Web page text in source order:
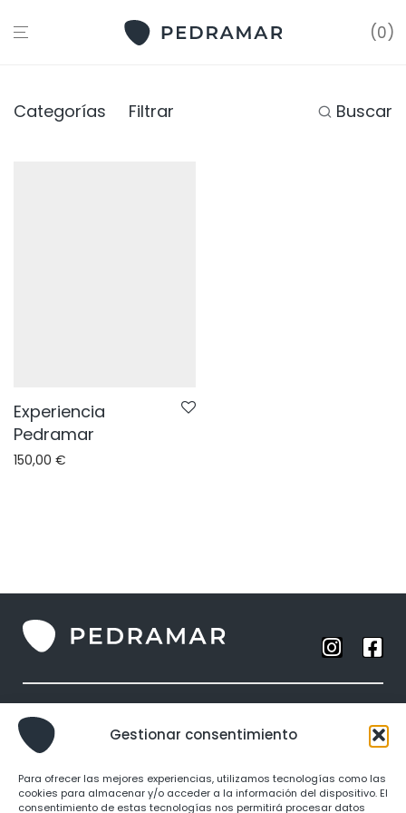
Gestionar consentimiento
Para ofrecer las mejores experiencias, utilizamos tecnologías como las
cookies para almacenar y/o acceder a la información del dispositivo. El
consentimiento de estas tecnologías nos permitirá procesar datos
0
Categorías Filtrar Buscar
Experiencia
Pedramar
150,00 €
Anillos
Collares
Pendientes